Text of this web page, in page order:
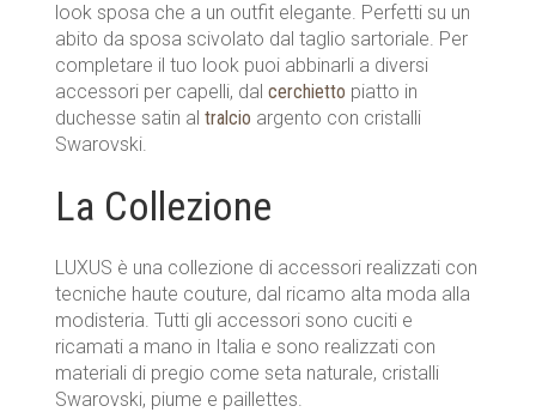
look sposa che a un outfit elegante. Perfetti su un
abito da sposa scivolato dal taglio sartoriale. Per
completare il tuo look puoi abbinarli a diversi
accessori per capelli, dal cerchietto piatto in
duchesse satin al tralcio argento con cristalli
Swarovski.
La Collezione
LUXUS è una collezione di accessori realizzati con
tecniche haute couture, dal ricamo alta moda alla
modisteria. Tutti gli accessori sono cuciti e
ricamati a mano in Italia e sono realizzati con
materiali di pregio come seta naturale, cristalli
Swarovski, piume e paillettes.